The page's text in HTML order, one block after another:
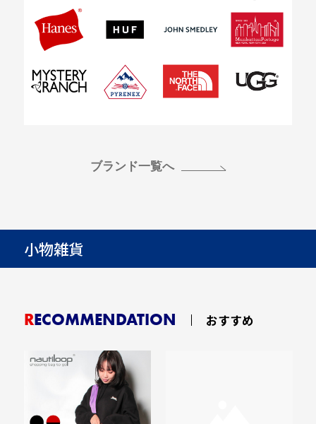
ブランド一覧へ
小物雑貨
RECOMMENDATION おすすめ